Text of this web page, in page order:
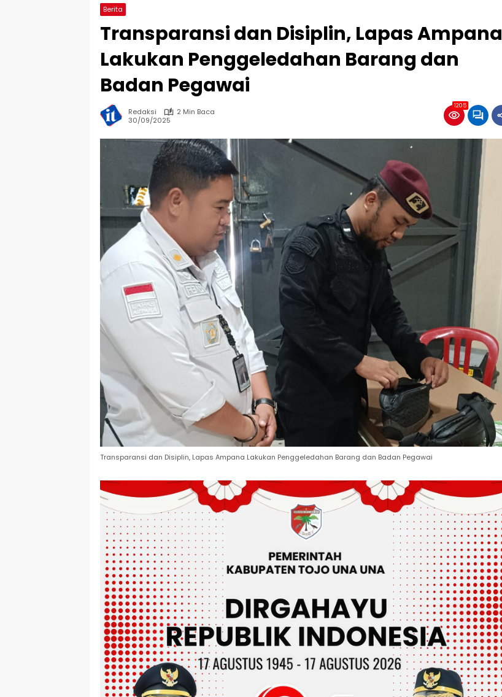
Berita
Transparansi dan Disiplin, Lapas Ampana
Lakukan Penggeledahan Barang dan
Badan Pegawai
Redaksi
2 Min Baca
30/09/2025
1205
Transparansi dan Disiplin, Lapas Ampana Lakukan Penggeledahan Barang dan Badan Pegawai